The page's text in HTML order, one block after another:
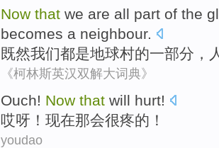
Now that we are all part of the
becomes a neighbour.
既然我们都是地球村的一部分 ，
《柯林斯英汉双解大词典》
Ouch! Now that will hurt!
哎呀 ！ 现在那会很疼的！
youdao